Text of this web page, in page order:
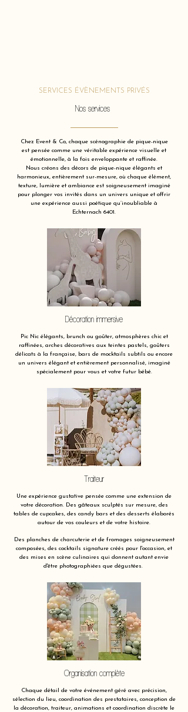
SERVICES ÉVÈNEMENTS PRIVÉS
Nos services
Chez Event & Co, chaque scénographie de pique-nique
est pensée comme une véritable expérience visuelle et
émotionnelle, à la fois enveloppante et raffinée.
Nous créons des décors de pique-nique élégants et
harmonieux, entièrement sur-mesure, où chaque élément,
texture, lumière et ambiance est soigneusement imaginé
pour plonger vos invités dans un univers unique et offrir
une expérience aussi poétique qu’inoubliable à
Echternach 6401.
Décoration immersive
Pic Nic élégants, brunch ou goûter, atmosphères chic et
raffinées, arches décoratives aux teintes pastels, goûters
délicats à la française, bars de mocktails subtils ou encore
un univers élégant et entièrement personnalisé, imaginé
spécialement pour vous et votre futur bébé.
Traiteur
Une expérience gustative pensée comme une extension de
votre décoration. Des gâteaux sculptés sur mesure, des
tables de cupcakes, des candy bars et des desserts élaborés
autour de vos couleurs et de votre histoire.
Des planches de charcuterie et de fromages soigneusement
composées, des cocktails signature créés pour l'occasion, et
des mises en scène culinaires qui donnent autant envie
d'être photographiées que dégustées.
Organisation complète
Chaque détail de votre événement géré avec précision,
sélection du lieu, coordination des prestataires, conception de
la décoration, traiteur, animations et coordination discrète le